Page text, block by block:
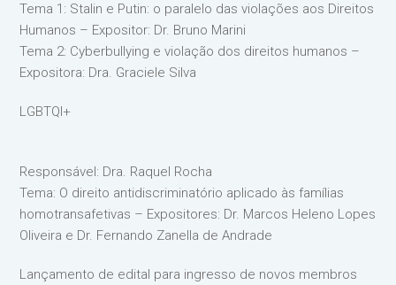
Tema 1: Stalin e Putin: o paralelo das violações aos Direitos
Humanos – Expositor: Dr. Bruno Marini
Tema 2: Cyberbullying e violação dos direitos humanos –
Expositora: Dra. Graciele Silva
LGBTQI+
Responsável: Dra. Raquel Rocha
Tema: O direito antidiscriminatório aplicado às famílias
homotransafetivas – Expositores: Dr. Marcos Heleno Lopes
Oliveira e Dr. Fernando Zanella de Andrade
Lançamento de edital para ingresso de novos membros